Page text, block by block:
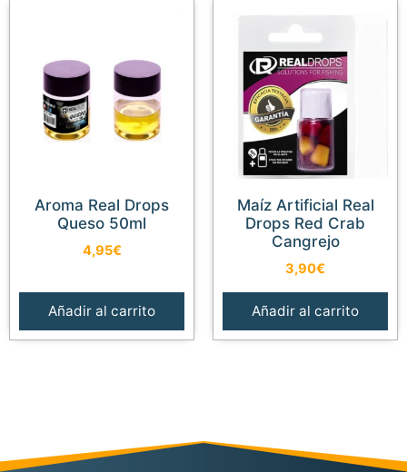
Aroma Real Drops
Queso 50ml
4,95€
Añadir al carrito
Maíz Artificial Real
Drops Red Crab
Cangrejo
3,90€
Añadir al carrito